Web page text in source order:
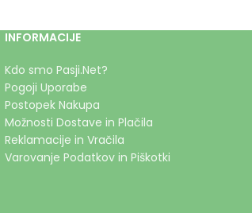
INFORMACIJE
Kdo smo Pasji.Net?
Pogoji Uporabe
Postopek Nakupa
Možnosti Dostave in Plačila
Reklamacije in Vračila
Varovanje Podatkov in Piškotki